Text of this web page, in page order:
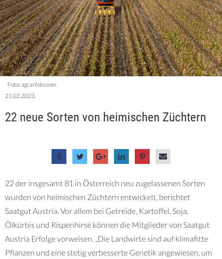
Foto: agrarfoto.com
21.02.2023.
22 neue Sorten von heimischen Züchtern
22 der insgesamt 81 in Österreich neu zugelassenen Sorten
wurden von heimischen Züchtern entwickelt, berichtet
Saatgut Austria. Vor allem bei Getreide, Kartoffel, Soja,
Ölkürbis und Rispenhirse können die Mitglieder von Saatgut
Austria Erfolge vorweisen. „Die Landwirte sind auf klimafitte
Pflanzen und eine stetig verbesserte Genetik angewiesen, um